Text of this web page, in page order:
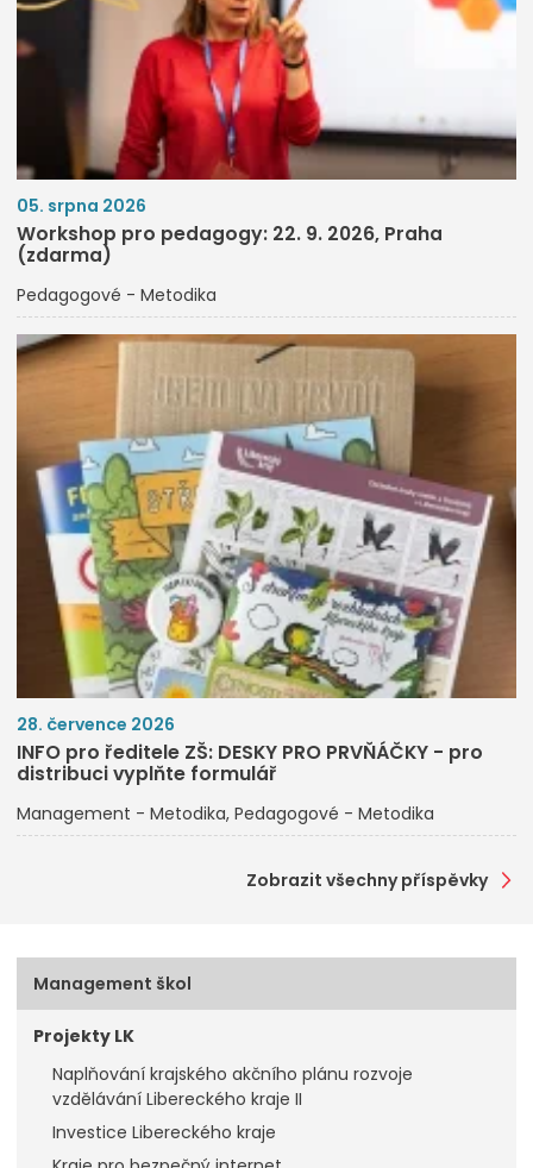
05. srpna 2026
Workshop pro pedagogy: 22. 9. 2026, Praha
(zdarma)
Pedagogové - Metodika
28. července 2026
INFO pro ředitele ZŠ: DESKY PRO PRVŇÁČKY - pro
distribuci vyplňte formulář
Management - Metodika Pedagogové - Metodika
Zobrazit všechny příspěvky
Management škol
Projekty LK
Naplňování krajského akčního plánu rozvoje
vzdělávání Libereckého kraje II
Investice Libereckého kraje